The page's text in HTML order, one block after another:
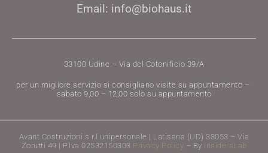
Email: info@biohaus.it
33100 Udine – Via del Cotonificio 39/A
per un migliore servizio si consigliano visite su appuntamento –
sabato 9,00 – 12,00 solo su appuntamento
Avant Costruzioni s.r.l unipersonale | Latisana (UD) 33053 – Via
Zorutti 49 | P.Iva 02532150303 Privacy Policy – By InsidersLab